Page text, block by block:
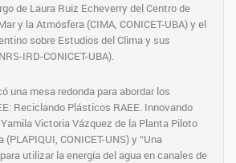
de Laura Ruiz Echeverry del Centro de
y la Atmósfera (CIMA, CONICET-UBA) y el
sobre Estudios del Clima y sus
IRD-CONICET-UBA).
una mesa redonda para abordar los
Reciclando Plásticos RAEE. Innovando
Victoria Vázquez de la Planta Piloto
CONICET-UNS) y “Una
utilizar la energía del agua en canales de